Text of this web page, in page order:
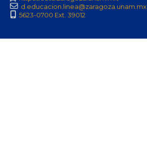
d.educacion.linea@zaragoza.unam.mx
5623-0700 Ext. 39012